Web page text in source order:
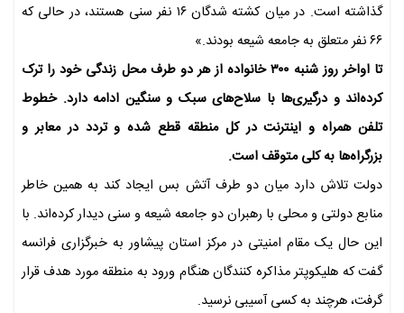
گذاشته است. در میان کشته شدگان ۱۶ نفر سنی هستند، در حالی که
۶۶ نفر متعلق به جامعه شیعه بودند.»
تا اواخر روز شنبه ۳۰۰ خانواده از هر دو طرف محل زندگی خود را ترک
کرده‌اند و درگیری‌ها با سلاح‌های سبک و سنگین ادامه دارد. خطوط
تلفن همراه و اینترنت در کل منطقه قطع شده و تردد در معابر و
بزرگراه‌ها به کلی متوقف است.
دولت تلاش دارد میان دو طرف آتش بس ایجاد کند به همین خاطر
منابع دولتی و محلی با رهبران دو جامعه شیعه و سنی دیدار کرده‌اند. با
این حال یک مقام امنیتی در مرکز استان پیشاور به خبرگزاری فرانسه
گفت که هلیکوپتر مذاکره کنندگان هنگام ورود به منطقه مورد هدف قرار
گرفت، هرچند به کسی آسیبی نرسید.